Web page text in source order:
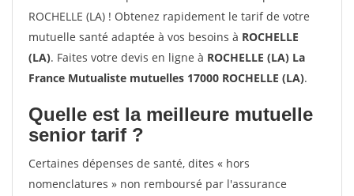
ROCHELLE (LA) ! Obtenez rapidement le tarif de votre
mutuelle santé adaptée à vos besoins à ROCHELLE
(LA). Faites votre devis en ligne à ROCHELLE (LA) La
France Mutualiste mutuelles 17000 ROCHELLE (LA).
Quelle est la meilleure mutuelle
senior tarif ?
Certaines dépenses de santé, dites « hors
nomenclatures » non remboursé par l'assurance